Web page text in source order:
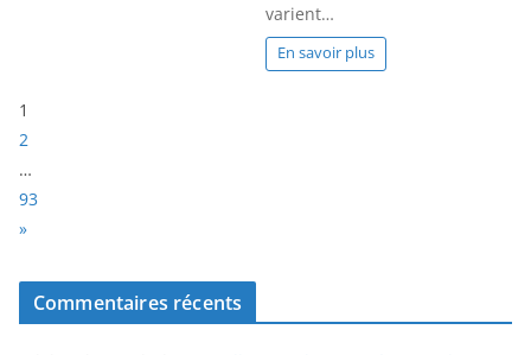
varient…
En savoir plus
P
a
e
:
1
2
…
93
N
x
»
Commentaires récents